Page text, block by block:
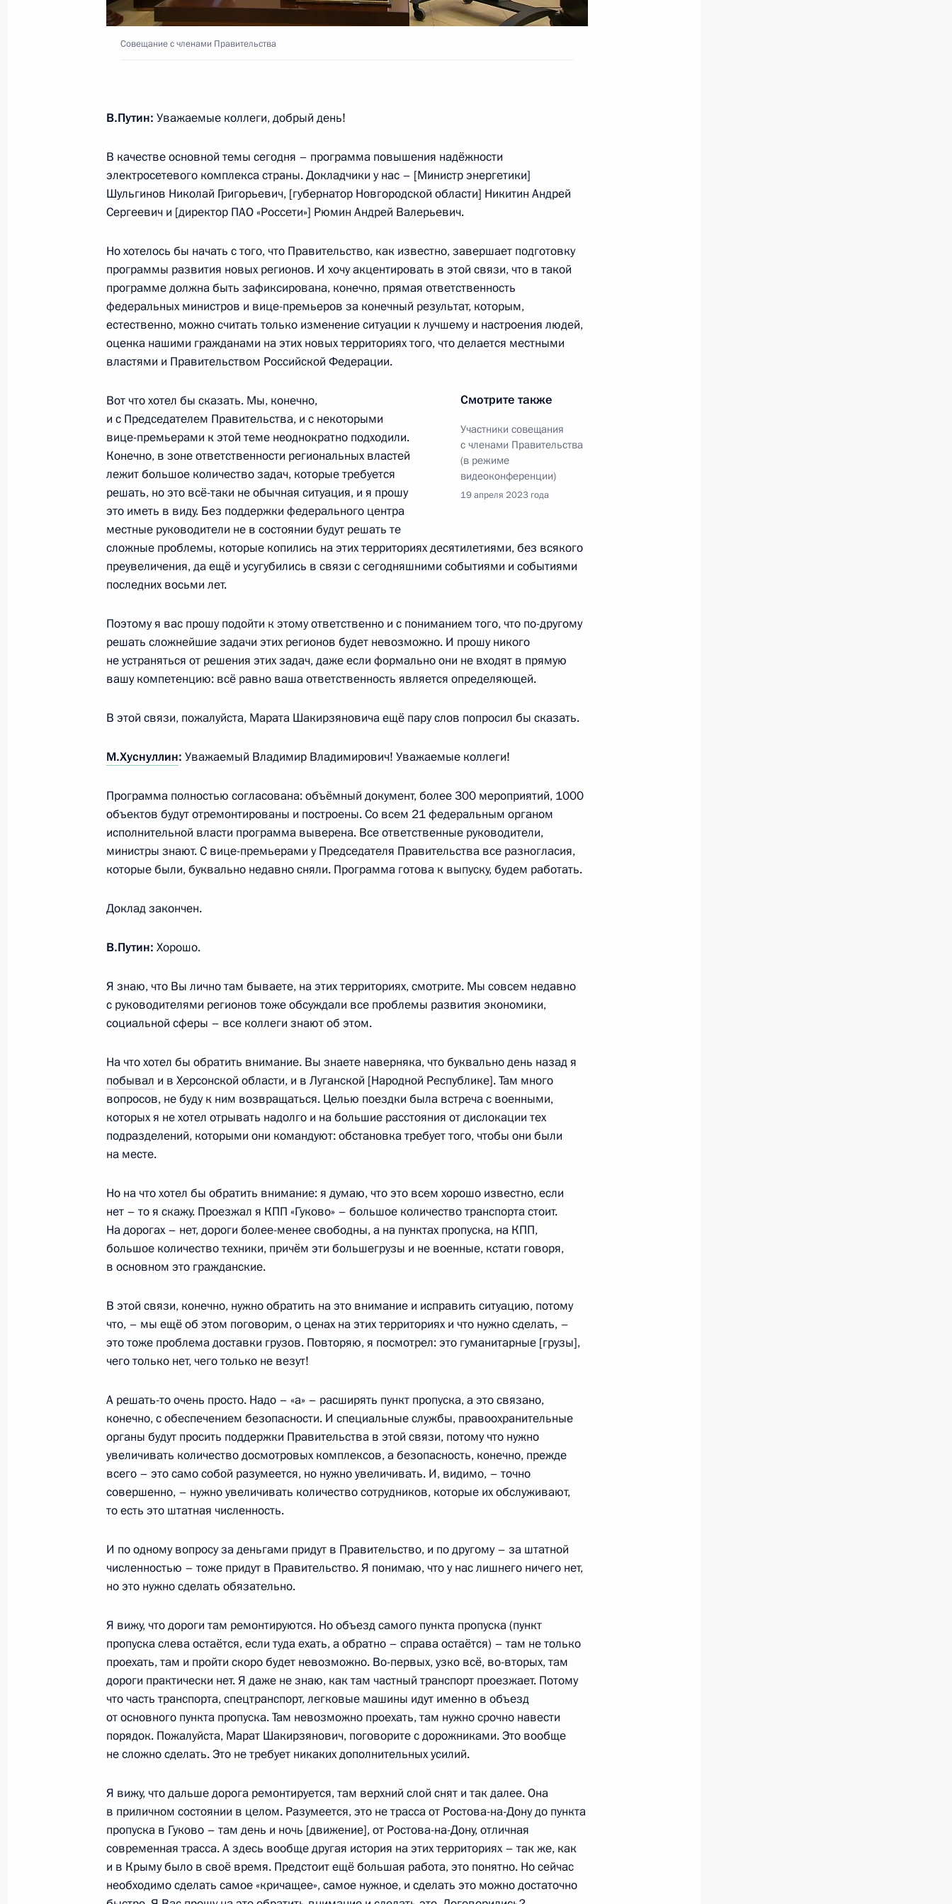
Совещание с членами Правительства
Расширенное заседание Президиума Государственного Совета
21 сентября 2023 года, 21:45
Заседание Совета по стратегическому развитию
Совещание с членами Правительства
16 августа 2023 года, 17:45
Совещание с членами Правительства
19 июля 2023 года, 20:45
Заседание наблюдательного совета АНО «Россия – страна
возможностей»
19 июля 2023 года, 16:50
31 мая 2023 года, 16:10
19 апреля 2023 года, 18:20
Совещание с членами Правительства
29 марта 2023 года, 16:50
Открытие объектов здравоохранения в регионах России
15 февраля 2023 года, 18:05
8 февраля 2023 года, 18:50
Совещание с членами Правительства
11 января 2023 года, 15:50
Встреча с лауреатами и финалистами конкурса «Учитель года»
Заседание Совета по стратегическому развитию
и национальным проектам
Заседание Президиума Госсовета по вопросам социальной
поддержки граждан
25 мая Владимир Путин проведёт заседание Президиума
Госсовета
24 мая 2022 года, 15:05
Заседание рабочей группы Госсовета по экономическим
вопросам и противодействию распространению новой
6 апреля 2022 года, 12:30
Совещание с членами Правительства
26 января 2022 года, 17:55
Совещание с членами Правительства
14 декабря 2021 года, 17:40
Совещание с членами Правительства
В.Путин: Уважаемые коллеги, добрый день!
В качестве основной темы сегодня – программа повышения надёжности
электросетевого комплекса страны. Докладчики у нас – [Министр энергетики]
Шульгинов Николай Григорьевич, [губернатор Новгородской области] Никитин Андрей
Сергеевич и [директор ПАО «Россети»] Рюмин Андрей Валерьевич.
Но хотелось бы начать с того, что Правительство, как известно, завершает подготовку
программы развития новых регионов. И хочу акцентировать в этой связи, что в такой
программе должна быть зафиксирована, конечно, прямая ответственность
федеральных министров и вице-премьеров за конечный результат, которым,
естественно, можно считать только изменение ситуации к лучшему и настроения людей,
оценка нашими гражданами на этих новых территориях того, что делается местными
властями и Правительством Российской Федерации.
Смотрите также
Участники совещания
с членами Правительства
(в режиме
видеоконференции)
19 апреля 2023 года
Вот что хотел бы сказать. Мы, конечно,
и с Председателем Правительства, и с некоторыми
вице-премьерами к этой теме неоднократно подходили.
Конечно, в зоне ответственности региональных властей
лежит большое количество задач, которые требуется
решать, но это всё-таки не обычная ситуация, и я прошу
это иметь в виду. Без поддержки федерального центра
местные руководители не в состоянии будут решать те
сложные проблемы, которые копились на этих территориях десятилетиями, без всякого
преувеличения, да ещё и усугубились в связи с сегодняшними событиями и событиями
последних восьми лет.
Поэтому я вас прошу подойти к этому ответственно и с пониманием того, что по-другому
решать сложнейшие задачи этих регионов будет невозможно. И прошу никого
не устраняться от решения этих задач, даже если формально они не входят в прямую
вашу компетенцию: всё равно ваша ответственность является определяющей.
В этой связи, пожалуйста, Марата Шакирзяновича ещё пару слов попросил бы сказать.
М.Хуснуллин: Уважаемый Владимир Владимирович! Уважаемые коллеги!
Программа полностью согласована: объёмный документ, более 300 мероприятий, 1000
объектов будут отремонтированы и построены. Со всем 21 федеральным органом
исполнительной власти программа выверена. Все ответственные руководители,
министры знают. С вице-премьерами у Председателя Правительства все разногласия,
которые были, буквально недавно сняли. Программа готова к выпуску, будем работать.
Доклад закончен.
В.Путин: Хорошо.
Я знаю, что Вы лично там бываете, на этих территориях, смотрите. Мы совсем недавно
с руководителями регионов тоже обсуждали все проблемы развития экономики,
социальной сферы – все коллеги знают об этом.
На что хотел бы обратить внимание. Вы знаете наверняка, что буквально день назад я
побывал и в Херсонской области, и в Луганской [Народной Республике]. Там много
вопросов, не буду к ним возвращаться. Целью поездки была встреча с военными,
которых я не хотел отрывать надолго и на большие расстояния от дислокации тех
подразделений, которыми они командуют: обстановка требует того, чтобы они были
на месте.
Но на что хотел бы обратить внимание: я думаю, что это всем хорошо известно, если
нет – то я скажу. Проезжал я КПП «Гуково» – большое количество транспорта стоит.
На дорогах – нет, дороги более-менее свободны, а на пунктах пропуска, на КПП,
большое количество техники, причём эти большегрузы и не военные, кстати говоря,
в основном это гражданские.
В этой связи, конечно, нужно обратить на это внимание и исправить ситуацию, потому
что, – мы ещё об этом поговорим, о ценах на этих территориях и что нужно сделать, –
это тоже проблема доставки грузов. Повторяю, я посмотрел: это гуманитарные [грузы],
чего только нет, чего только не везут!
А решать-то очень просто. Надо – «а» – расширять пункт пропуска, а это связано,
конечно, с обеспечением безопасности. И специальные службы, правоохранительные
органы будут просить поддержки Правительства в этой связи, потому что нужно
увеличивать количество досмотровых комплексов, а безопасность, конечно, прежде
всего – это само собой разумеется, но нужно увеличивать. И, видимо, – точно
совершенно, – нужно увеличивать количество сотрудников, которые их обслуживают,
то есть это штатная численность.
И по одному вопросу за деньгами придут в Правительство, и по другому – за штатной
численностью – тоже придут в Правительство. Я понимаю, что у нас лишнего ничего нет,
но это нужно сделать обязательно.
Я вижу, что дороги там ремонтируются. Но объезд самого пункта пропуска (пункт
пропуска слева остаётся, если туда ехать, а обратно – справа остаётся) – там не только
проехать, там и пройти скоро будет невозможно. Во-первых, узко всё, во-вторых, там
дороги практически нет. Я даже не знаю, как там частный транспорт проезжает. Потому
что часть транспорта, спецтранспорт, легковые машины идут именно в объезд
от основного пункта пропуска. Там невозможно проехать, там нужно срочно навести
порядок. Пожалуйста, Марат Шакирзянович, поговорите с дорожниками. Это вообще
не сложно сделать. Это не требует никаких дополнительных усилий.
Я вижу, что дальше дорога ремонтируется, там верхний слой снят и так далее. Она
в приличном состоянии в целом. Разумеется, это не трасса от Ростова-на-Дону до пункта
пропуска в Гуково – там день и ночь [движение], от Ростова-на-Дону, отличная
современная трасса. А здесь вообще другая история на этих территориях – так же, как
и в Крыму было в своё время. Предстоит ещё большая работа, это понятно. Но сейчас
необходимо сделать самое «кричащее», самое нужное, и сделать это можно достаточно